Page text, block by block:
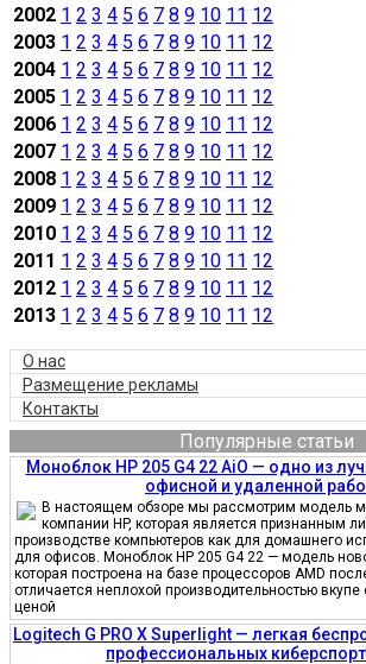
2002 1 2 3 4 5 6 7 8 9 10 11 12
2003 1 2 3 4 5 6 7 8 9 10 11 12
2004 1 2 3 4 5 6 7 8 9 10 11 12
2005 1 2 3 4 5 6 7 8 9 10 11 12
2006 1 2 3 4 5 6 7 8 9 10 11 12
2007 1 2 3 4 5 6 7 8 9 10 11 12
2008 1 2 3 4 5 6 7 8 9 10 11 12
2009 1 2 3 4 5 6 7 8 9 10 11 12
2010 1 2 3 4 5 6 7 8 9 10 11 12
2011 1 2 3 4 5 6 7 8 9 10 11 12
2012 1 2 3 4 5 6 7 8 9 10 11 12
2013 1 2 3 4 5 6 7 8 9 10 11 12
О нас
Размещение рекламы
Контакты
Популярные статьи
Моноблок HP 205 G4 22 AiO — одно из
офисной и удаленной
В настоящем обзоре мы рассмотрим модель
компании HP, которая является признанным
производстве компьютеров как для домашнего
для офисов. Моноблок HP 205 G4 22 — модель
которая построена на базе процессоров AMD
отличается неплохой производительностью вкупе
ценой
Logitech G PRO X Superlight — легкая
профессиональных